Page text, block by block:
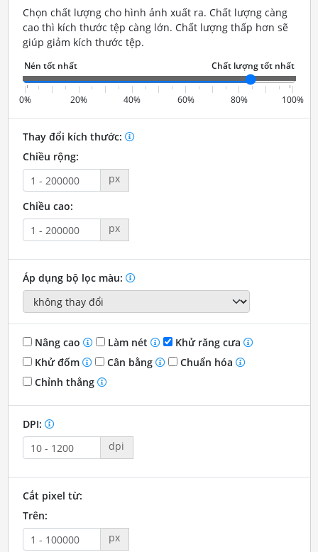
Chọn chất lượng cho hình ảnh xuất ra. Chất lượng càng
cao thì kích thước tệp càng lớn. Chất lượng thấp hơn sẽ
giúp giảm kích thước tệp.
0% 20% 40% 60% 80% 100%
Thay đổi kích thước:
Chiều rộng:
px
Chiều cao:
px
Áp dụng bộ lọc màu:
Nâng cao Làm nét
Khử răng cưa
Khử đốm
Cân bằng
Chuẩn hóa
Chỉnh thẳng
DPI:
dpi
Cắt pixel từ:
Trên:
px